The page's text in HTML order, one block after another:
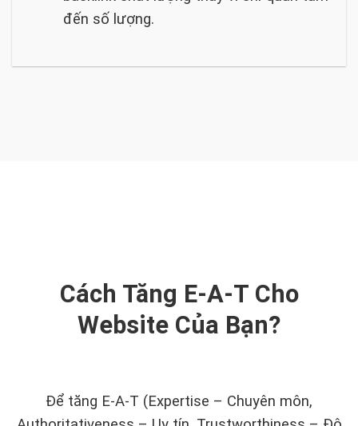
đến số lượng.
Cách Tăng E-A-T Cho
Website Của Bạn?
Để tăng E-A-T (Expertise – Chuyên môn,